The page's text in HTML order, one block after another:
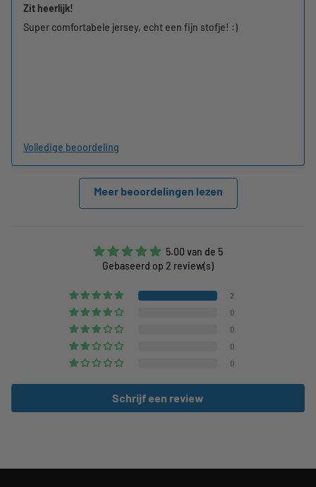
Zit heerlijk!
Super comfortabele jersey, echt een fijn stofje! :)
Volledige beoordeling
Meer beoordelingen lezen
5.00 van de 5
Gebaseerd op 2 review(s)
2
0
0
0
0
Schrijf een review